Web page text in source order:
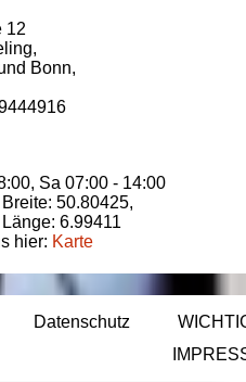
12
,
Bonn,
Sa 07:00 - 14:00
50.80425,
6.99411
hier: Karte
Datenschutz